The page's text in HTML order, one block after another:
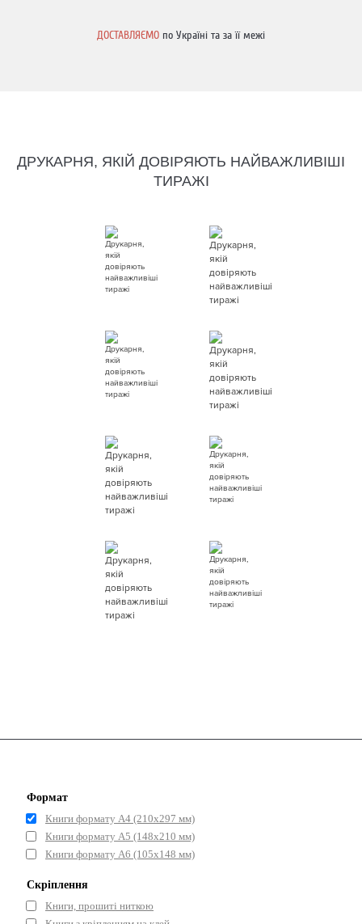
ДОСТАВЛЯЄМО по Україні та за її межі
ДРУКАРНЯ, ЯКІЙ ДОВІРЯЮТЬ НАЙВАЖЛИВІШІ
ТИРАЖІ
Формат
Книги формату А4 (210х297 мм)
Книги формату А5 (148x210 мм)
Книги формату А6 (105x148 мм)
Скріплення
Книги, прошиті ниткою